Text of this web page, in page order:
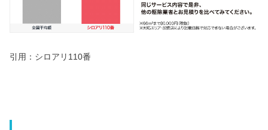
引用： シロアリ110番